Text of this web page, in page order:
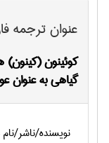
عنوان ترجمه
کوئینون
گیاهی به
نویسنده/ناشر/